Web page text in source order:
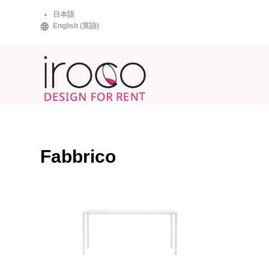
日本語
English (英語)
Fabbrico